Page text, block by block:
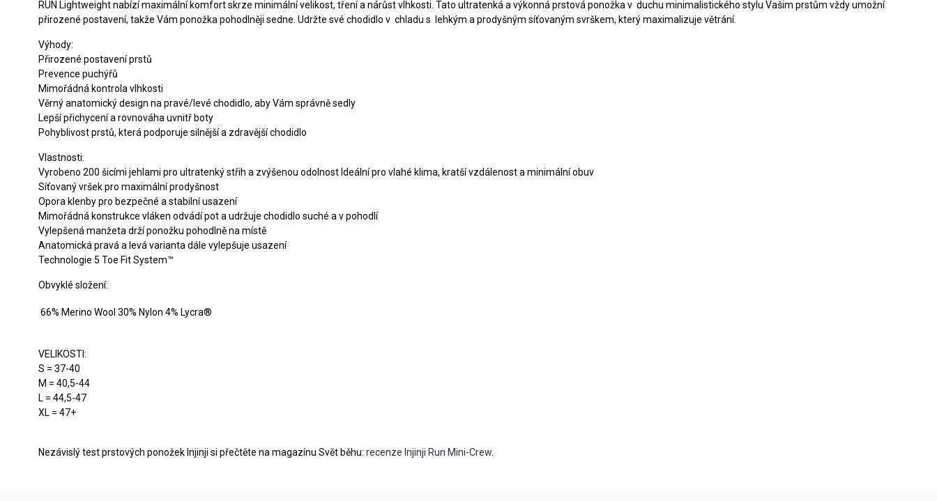
RUN Lightweight nabízí maximální komfort skrze minimální velikost, tření a nárůst vlhkosti. Tato ultratenká a výkonná prstová ponožka v duchu minimalistického stylu Vašim prstům vždy umožní
přirozené postavení, takže Vám ponožka pohodlněji sedne. Udržte své chodidlo v chladu s lehkým a prodyšným síťovaným svrškem, který maximalizuje větrání.
Výhody:
Přirozené postavení prstů
Prevence puchýřů
Mimořádná kontrola vlhkosti
Věrný anatomický design na pravé/levé chodidlo, aby Vám správně sedly
Lepší přichycení a rovnováha uvnitř boty
Pohyblivost prstů, která podporuje silnější a zdravější chodidlo
Vlastnosti:
Vyrobeno 200 šicími jehlami pro ultratenký střih a zvýšenou odolnost Ideální pro vlahé klima, kratší vzdálenost a minimální obuv
Síťovaný vršek pro maximální prodyšnost
Opora klenby pro bezpečné a stabilní usazení
Mimořádná konstrukce vláken odvádí pot a udržuje chodidlo suché a v pohodlí
Vylepšená manžeta drží ponožku pohodlně na místě
Anatomická pravá a levá varianta dále vylepšuje usazení
Technologie 5 Toe Fit System™
Obvyklé složení:
66% Merino Wool 30% Nylon 4% Lycra®
VELIKOSTI:
S = 37-40
M = 40,5-44
L = 44,5-47
XL = 47+
Nezávislý test prstových ponožek Injinji si přečtěte na magazínu Svět běhu: recenze Injinji Run Mini-Crew